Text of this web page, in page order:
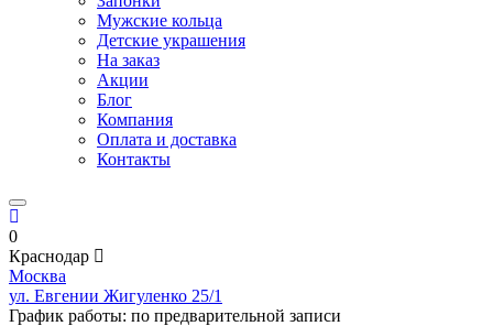
Мужские кольца
Детские украшения
На заказ
Акции
Блог
Компания
Оплата и доставка
Контакты
0
Краснодар
Москва
ул. Евгении Жигуленко 25/1
График работы: по предварительной записи